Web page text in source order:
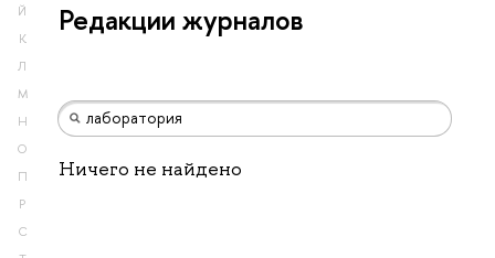
Й
К
Л
М
Н
О
П
Р
С
Редакции журналов
Ничего не найдено